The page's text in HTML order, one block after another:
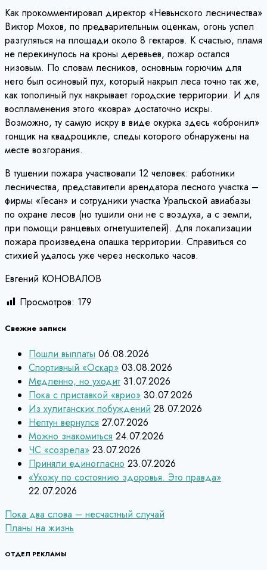
Как прокомментировал директор «Невьнского лесничества»
Виктор Мохов, по предварительным оценкам, огонь успел
разгуляться на площади около 8 гектаров. К счастью, пламя
не перекинулось на кроны деревьев, пожар остался
низовым. По словам лесников, основным горючим для
него был осиновый пух, который накрыл леса точно так же,
как тополиный пух накрывает городские территории. И для
воспламенения этого «ковра» достаточно искры.
Возможно, ту самую искру в виде окурка здесь «обронил»
гонщик на квадроцикле, следы которого обнаружены на
месте возгорания.
В тушении пожара участвовали 12 человек: работники
лесничества, представители арендатора лесного участка –
фирмы «Гесан» и сотрудники участка Уральской авиабазы
по охране лесов (но тушили они не с воздуха, а с земли,
при помощи ранцевых огнетушителей). Для локализации
пожара произведена опашка территории. Справиться со
стихией удалось уже через несколько часов.
Евгений КОНОВАЛОВ
Просмотров: 179
Свежие записи
Пошли выплаты 06.08.2026
Спортивный «Оскар» 03.08.2026
Медленно, но уходит 31.07.2026
Пока с приставкой «врио» 30.07.2026
Из хулиганских побуждений 28.07.2026
Нептун вернулся 27.07.2026
Можно знакомиться 24.07.2026
ЧС «созрела» 23.07.2026
Приняли единогласно 23.07.2026
«Ухожу по состоянию здоровья. Это правда»
22.07.2026
Навигация
по
записям
Пока два слова – несчастный случай
Планы на жизнь
ОТДЕЛ РЕКЛАМЫ